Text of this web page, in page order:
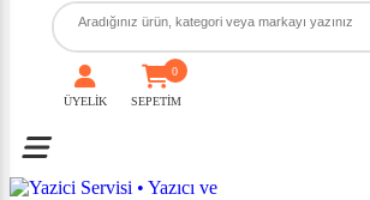
ÜYELİK SEPETİM
0
Toggle mobile menu